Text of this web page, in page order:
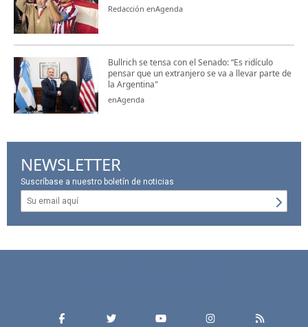
Redacción enAgenda
Bullrich se tensa con el Senado: “Es ridículo
pensar que un extranjero se va a llevar parte de
la Argentina"
enAgenda
NEWSLETTER
Suscríbase a nuestro boletín de noticias